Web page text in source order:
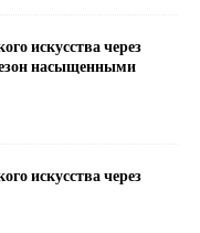
искусства через
насыщенными
искусства через